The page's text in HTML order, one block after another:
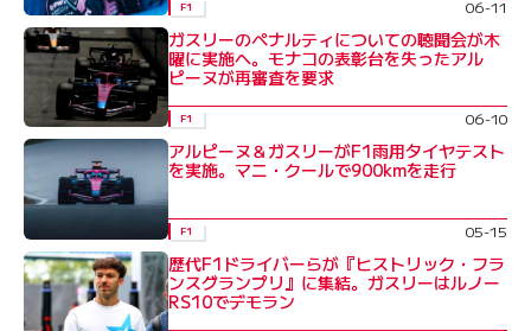
F1 06-11
ガスリーのペナルティについての聴聞会が木
曜に実施へ。モナコの表彰台を失ったアル
ピーヌが再審査を要求
F1 06-10
アルピーヌ＆ガスリーがF1雨用タイヤテスト
を実施。マニ・クールで900kmを走行
F1 05-15
歴代F1ドライバーらが『ヒストリック・フラ
ンスグランプリ』に集結。ガスリーはルノー
RS10でデモラン